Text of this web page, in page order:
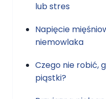
lub stres
Napięcie
niemowlaka
Czego nie robić,
piąstki?